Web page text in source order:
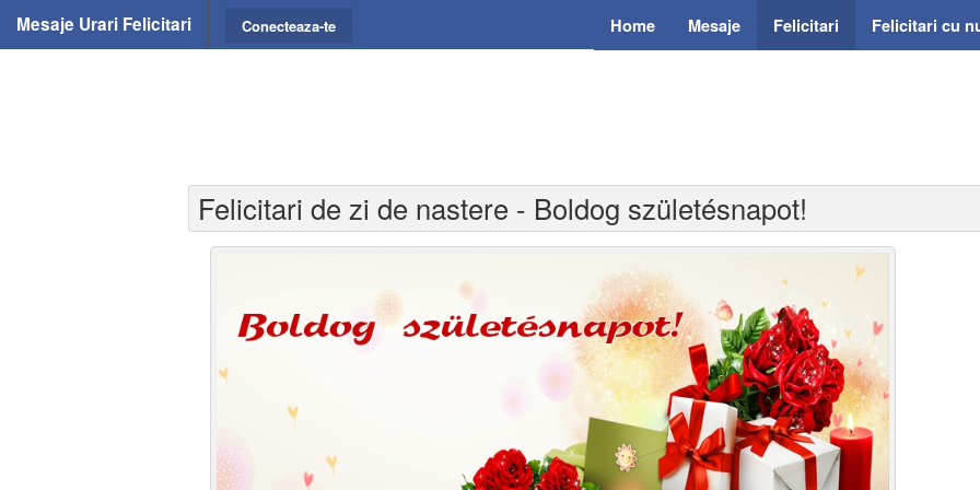
Mesaje Urari Felicitari Home Mesaje Felicitari Felicitari cu
Conecteaza-te
Felicitari de zi de nastere - Boldog születésnapot!